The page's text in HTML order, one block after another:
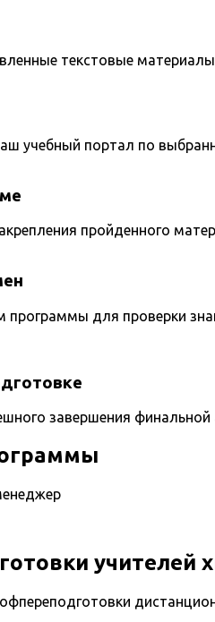
текстовые
учебный портал по
пройденного
программы для проверки
завершения финальной
учителей